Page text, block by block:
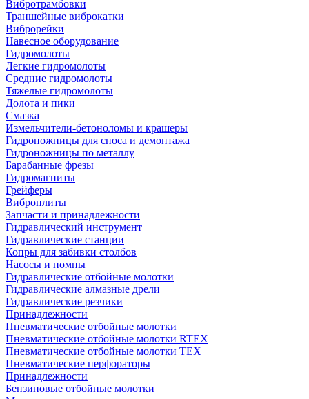
Вибротрамбовки
Траншейные виброкатки
Виброрейки
Навесное оборудование
Гидромолоты
Легкие гидромолоты
Средние гидромолоты
Тяжелые гидромолоты
Долота и пики
Смазка
Измельчители-бетоноломы и крашеры
Гидроножницы для сноса и демонтажа
Гидроножницы по металлу
Барабанные фрезы
Гидромагниты
Грейферы
Виброплиты
Запчасти и принадлежности
Гидравлический инструмент
Гидравлические станции
Копры для забивки столбов
Насосы и помпы
Гидравлические отбойные молотки
Гидравлические алмазные дрели
Гидравлические резчики
Принадлежности
Пневматические отбойные молотки
Пневматические отбойные молотки RTEX
Пневматические отбойные молотки TEX
Пневматические перфораторы
Принадлежности
Бензиновые отбойные молотки